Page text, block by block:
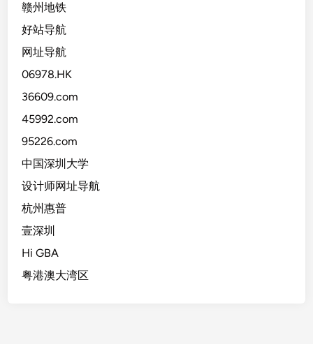
赣州地铁
好站导航
网址导航
06978.HK
36609.com
45992.com
95226.com
中国深圳大学
设计师网址导航
杭州惠普
壹深圳
Hi GBA
粤港澳大湾区